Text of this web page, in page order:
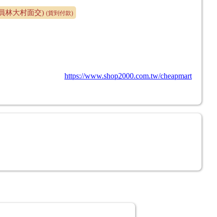
林大村面交) (貨到付款)
https://www.shop2000.com.tw/cheapmart